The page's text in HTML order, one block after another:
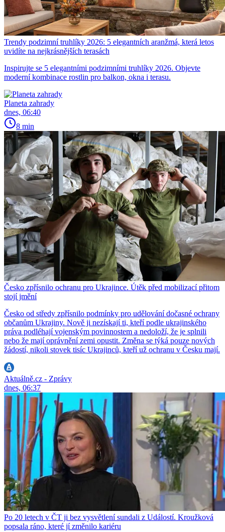
Trendy podzimní truhlíky 2026: 5 elegantních aranžmá, která letos
uvidíte na nejkrásnějších terasách
Inspirujte se 5 elegantními podzimními truhlíky 2026. Objevte
moderní kombinace rostlin pro balkon, okna i terasu.
Planeta zahrady
dnes, 06:40
8 min
Česko zpřísnilo ochranu pro Ukrajince. Útěk před mobilizací přitom
stojí jmění
Česko od středy zpřísnilo podmínky pro udělování dočasné ochrany
občanům Ukrajiny. Nově ji nezískají ti, kteří podle ukrajinského
práva podléhají vojenským povinnostem a nedoloží, že je splnili
nebo že mají oprávnění zemi opustit. Změna se týká pouze nových
žádostí, nikoli stovek tisíc Ukrajinců, kteří už ochranu v Česku mají.
Aktuálně.cz - Zprávy
dnes, 06:37
Po 20 letech v ČT ji bez vysvětlení sundali z Událostí. Kroužková
popsala ráno, které jí změnilo kariéru